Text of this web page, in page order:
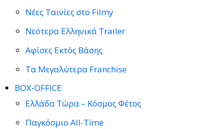
Νέες Ταινίες στο Filmy
Νεότερα Ελληνικά Trailer
Αφίσες Εκτός Βάσης
Τα Μεγαλύτερα Franchise
BOX-OFFICE
Ελλάδα Τώρα – Κόσμος Φέτος
Παγκόσμιο All-Time